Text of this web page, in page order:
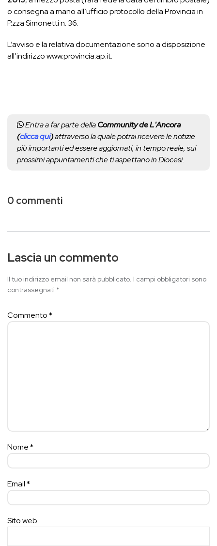
o consegna a mano all’ufficio protocollo della Provincia in
P.zza Simonetti n. 36.
L’avviso e la relativa documentazione sono a disposizione
all’indirizzo www.provincia.ap.it.
Entra a far parte dellaCommunity de L'Ancora
(clicca qui)attraverso la quale potrai ricevere le notizie
più importanti ed essere aggiornati, in tempo reale, sui
prossimi appuntamenti che ti aspettano in Diocesi.
0 commenti
Lascia un commento
Il tuo indirizzo email non sarà pubblicato. I campi obbligatori sono
contrassegnati *
Commento*
Nome*
Email*
Sito web